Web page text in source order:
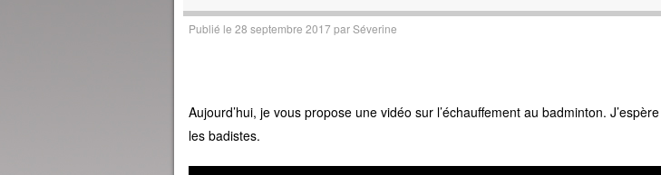
Publié le 28 septembre 2017parSéverine
Aujourd’hui, je vous propose une vidéo sur l’échauffement au badminton.
les badistes.